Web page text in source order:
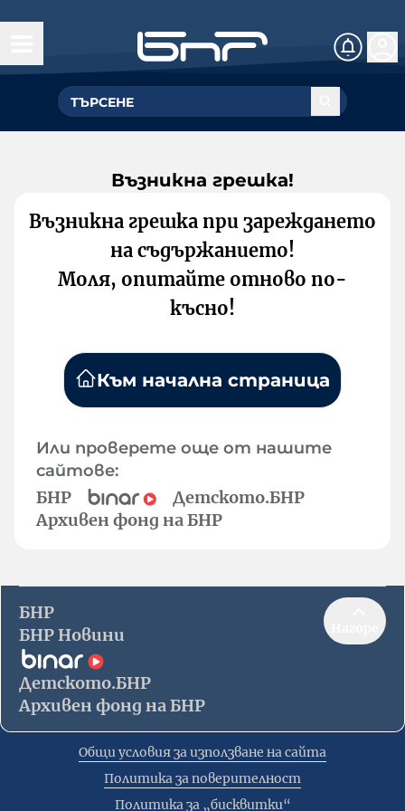
Възникна грешка!
Възникна грешка при зареждането
на съдържанието!
Моля, опитайте отново по-
късно!
Към начална страница
Или проверете още от нашите
сайтове:
БНР
Детското.БНР
Архивен фонд на БНР
БНР
БНР Новини
Детското.БНР
Архивен фонд на БНР
Общи условия за използване на сайта
Политика за поверителност
Политика за „бисквитки“